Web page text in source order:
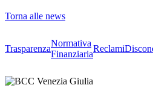
Torna alle news
Trasparenza
Normativa
Finanziaria
Reclami